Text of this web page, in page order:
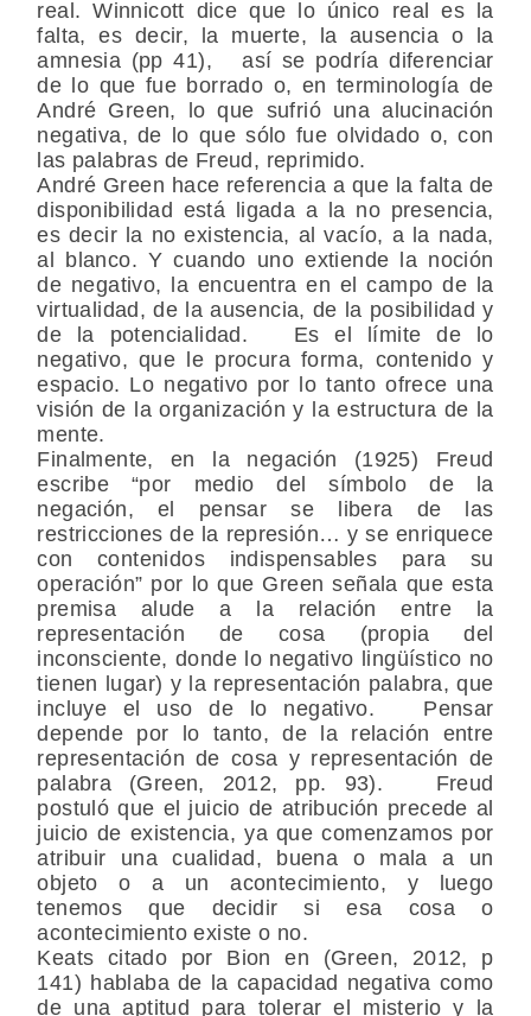
real. Winnicott dice que lo único real es la
falta, es decir, la muerte, la ausencia o la
amnesia (pp 41), así se podría diferenciar
de lo que fue borrado o, en terminología de
André Green, lo que sufrió una alucinación
negativa, de lo que sólo fue olvidado o, con
las palabras de Freud, reprimido.
André Green hace referencia a que la falta de
disponibilidad está ligada a la no presencia,
es decir la no existencia, al vacío, a la nada,
al blanco. Y cuando uno extiende la noción
de negativo, la encuentra en el campo de la
virtualidad, de la ausencia, de la posibilidad y
de la potencialidad. Es el límite de lo
negativo, que le procura forma, contenido y
espacio. Lo negativo por lo tanto ofrece una
visión de la organización y la estructura de la
mente.
Finalmente, en la negación (1925) Freud
escribe “por medio del símbolo de la
negación, el pensar se libera de las
restricciones de la represión… y se enriquece
con contenidos indispensables para su
operación” por lo que Green señala que esta
premisa alude a la relación entre la
representación de cosa (propia del
inconsciente, donde lo negativo lingüístico no
tienen lugar) y la representación palabra, que
incluye el uso de lo negativo. Pensar
depende por lo tanto, de la relación entre
representación de cosa y representación de
palabra (Green, 2012, pp. 93). Freud
postuló que el juicio de atribución precede al
juicio de existencia, ya que comenzamos por
atribuir una cualidad, buena o mala a un
objeto o a un acontecimiento, y luego
tenemos que decidir si esa cosa o
acontecimiento existe o no.
Keats citado por Bion en (Green, 2012, p
141) hablaba de la capacidad negativa como
de una aptitud para tolerar el misterio y la